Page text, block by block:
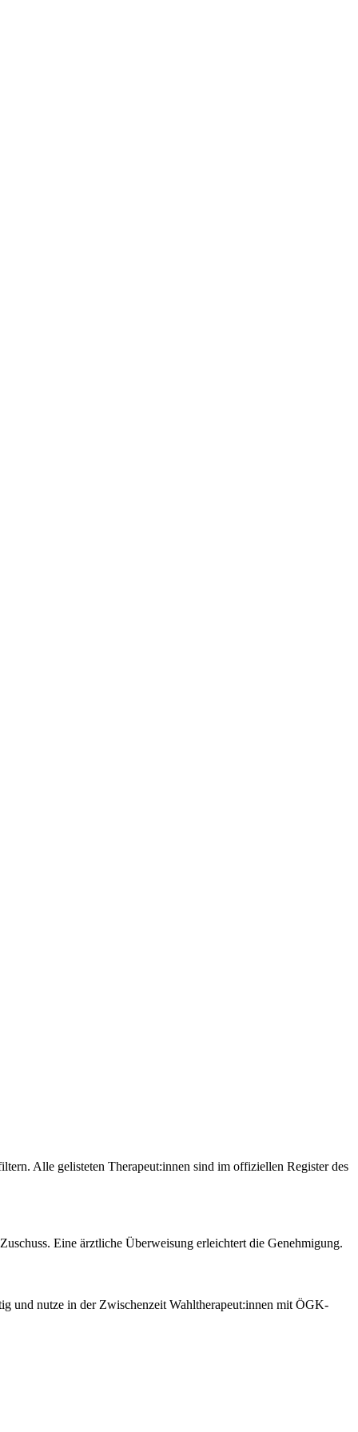
Alle gelisteten Therapeut:innen sind im offiziellen Register des
Eine ärztliche Überweisung erleichtert die Genehmigung.
und nutze in der Zwischenzeit Wahltherapeut:innen mit ÖGK-